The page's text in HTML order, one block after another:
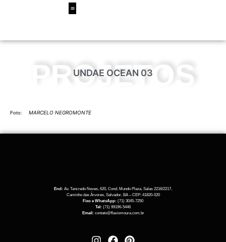
PROJETOS
UNDAE OCEAN 03
Foto: MARCELO NEGROMONTE
End: Av. Tancredo Neves, 620, Cond. Mundo Plaza, Salas 2216/2217,
Caminho das Árvores, Salvador, BA – CEP: 41820-020
Fixo e WhatsApp: (71) 3045-7250
Tel: (71) 99196-5446
Email: contato@flaviomoura.com.br